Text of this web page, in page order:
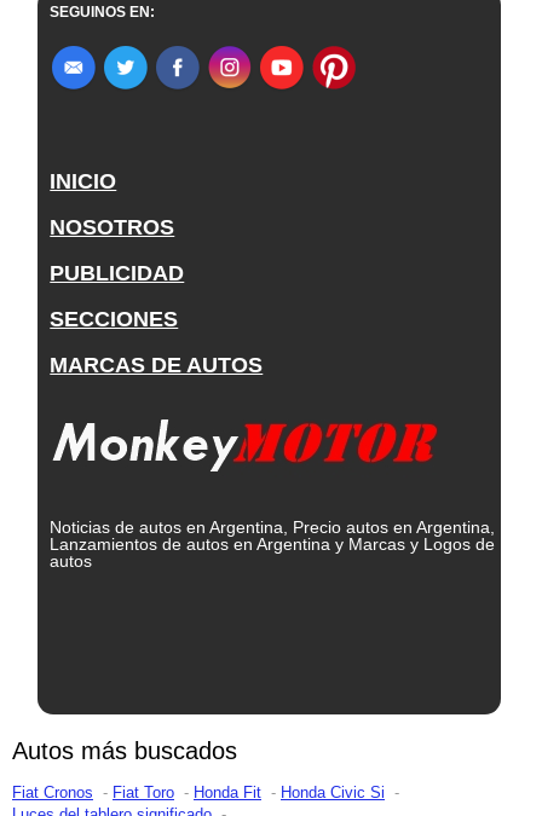
SEGUINOS EN:
INICIO
NOSOTROS
PUBLICIDAD
SECCIONES
MARCAS DE AUTOS
Noticias de autos en Argentina, Precio autos en Argentina,
Lanzamientos de autos en Argentina y Marcas y Logos de
autos
Autos más buscados
Fiat Cronos Fiat Toro Honda Fit
Honda Civic Si